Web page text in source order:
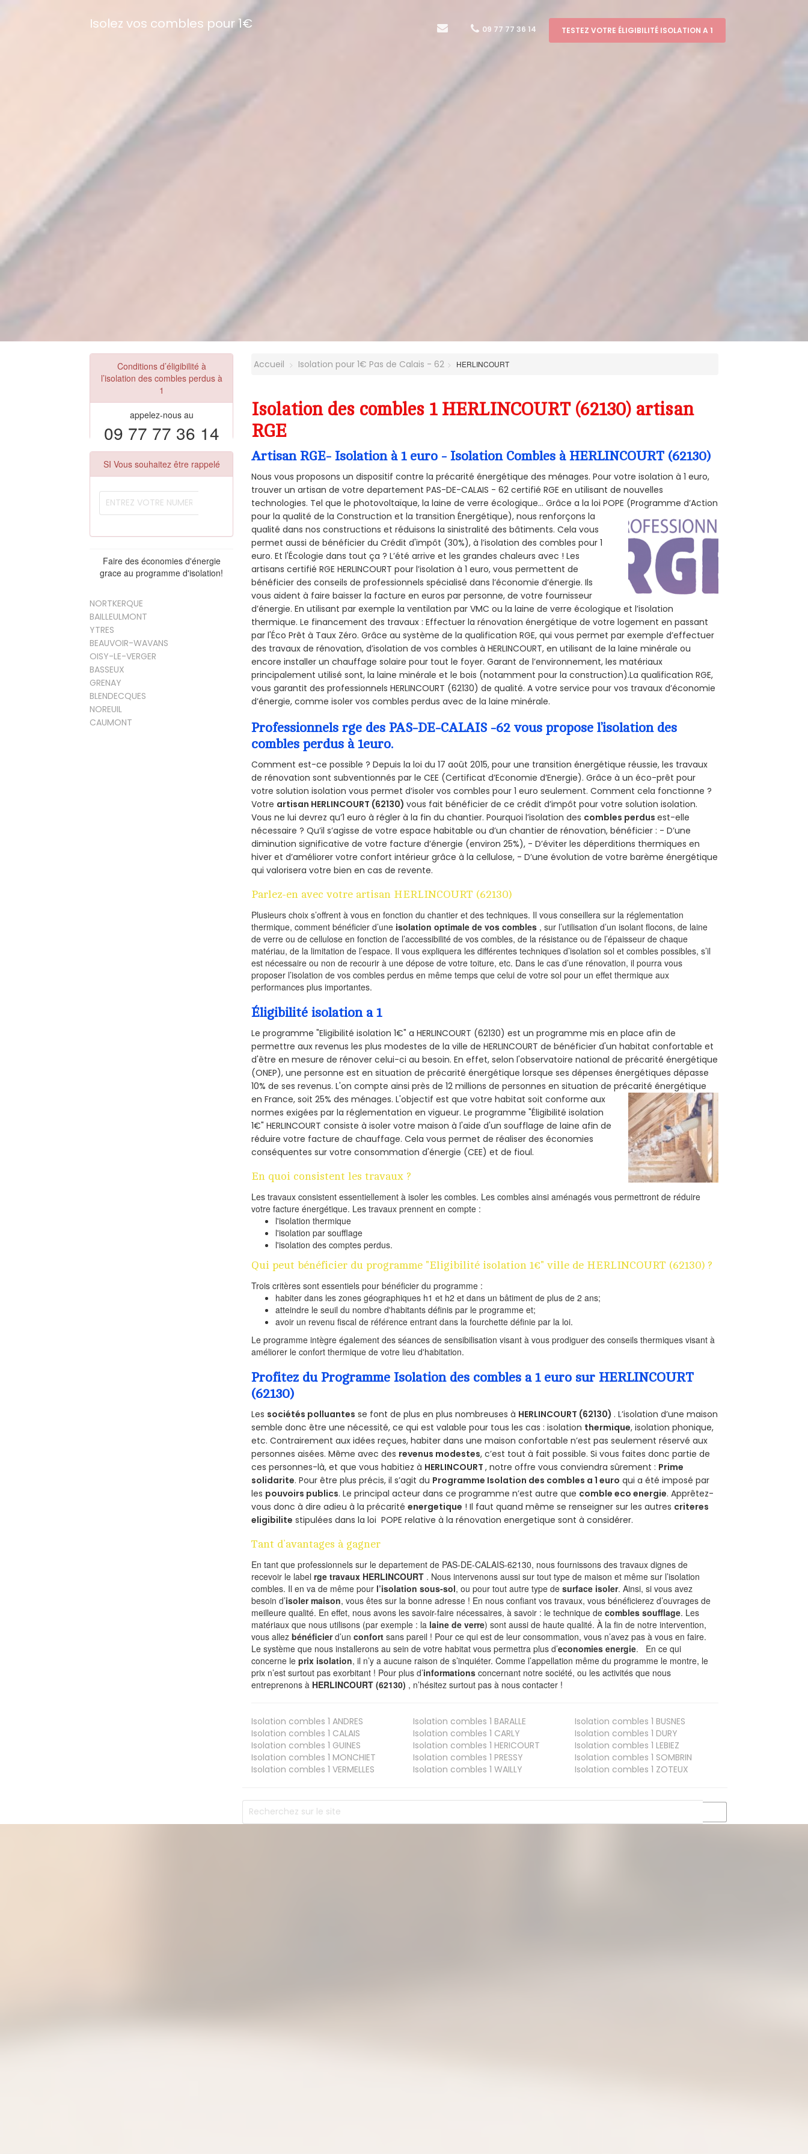
Isolez vos combles pour 1€ 09 77 77 36 14 TESTEZ VOTRE ÉLIGIBILITÉ ISOLATION A 1
Conditions d’éligibilité à
l’isolation des combles perdus à
1
appelez-nous au
09 77 77 36 14
SI Vous souhaitez être rappelé
Faire des économies d'énergie
grace au programme d'isolation!
NORTKERQUE
BAILLEULMONT
YTRES
BEAUVOIR-WAVANS
OISY-LE-VERGER
BASSEUX
GRENAY
BLENDECQUES
NOREUIL
CAUMONT
Accueil Isolation pour 1€ Pas de Calais - 62 HERLINCOURT
Isolation des combles 1 HERLINCOURT (62130) artisan
RGE
Artisan RGE- Isolation à 1 euro - Isolation Combles à HERLINCOURT (62130)
Nous vous proposons un dispositif contre la précarité énergétique des ménages. Pour votre isolation à 1 euro,
trouver un artisan de votre departement PAS-DE-CALAIS - 62 certifié RGE en utilisant de nouvelles
technologies. Tel que le photovoltaïque, la laine de verre écologique... Grâce a la loi POPE (Programme d’Action
pour la qualité de la Construction et la transition Énergétique), nous renforçons la
qualité dans nos constructions et réduisons la sinistralité des bâtiments. Cela vous
permet aussi de bénéficier du Crédit d'impôt (30%), à l’isolation des combles pour 1
euro. Et l'Écologie dans tout ça ? L’été arrive et les grandes chaleurs avec ! Les
artisans certifié RGE HERLINCOURT pour l’isolation à 1 euro, vous permettent de
bénéficier des conseils de professionnels spécialisé dans l’économie d’énergie. Ils
vous aident à faire baisser la facture en euros par personne, de votre fournisseur
d’énergie. En utilisant par exemple la ventilation par VMC ou la laine de verre écologique et l’isolation
thermique. Le financement des travaux : Effectuer la rénovation énergétique de votre logement en passant
par l'Éco Prêt à Taux Zéro. Grâce au système de la qualification RGE, qui vous permet par exemple d’effectuer
des travaux de rénovation, d’isolation de vos combles à HERLINCOURT, en utilisant de la laine minérale ou
encore installer un chauffage solaire pour tout le foyer. Garant de l’environnement, les matériaux
principalement utilisé sont, la laine minérale et le bois (notamment pour la construction).La qualification RGE,
vous garantit des professionnels HERLINCOURT (62130) de qualité. A votre service pour vos travaux d’économie
d’énergie, comme isoler vos combles perdus avec de la laine minérale.
Professionnels rge des PAS-DE-CALAIS -62 vous propose l’isolation des
combles perdus à 1euro.
Comment est-ce possible ? Depuis la loi du 17 août 2015, pour une transition énergétique réussie, les travaux
de rénovation sont subventionnés par le CEE (Certificat d’Economie d’Energie). Grâce à un éco-prêt pour
votre solution isolation vous permet d’isoler vos combles pour 1 euro seulement. Comment cela fonctionne ?
Votre artisan HERLINCOURT (62130)vous fait bénéficier de ce crédit d’impôt pour votre solution isolation.
Vous ne lui devrez qu’1 euro à régler à la fin du chantier. Pourquoi l’isolation des combles perdusest-elle
nécessaire ? Qu’il s’agisse de votre espace habitable ou d’un chantier de rénovation, bénéficier : - D’une
diminution significative de votre facture d’énergie (environ 25%), - D’éviter les déperditions thermiques en
hiver et d’améliorer votre confort intérieur grâce à la cellulose, - D’une évolution de votre barème énergétique
qui valorisera votre bien en cas de revente.
Parlez-en avec votre artisan HERLINCOURT (62130)
Plusieurs choix s’offrent à vous en fonction du chantier et des techniques. Il vous conseillera sur la réglementation
thermique, comment bénéficier d’une isolation optimale de vos combles , sur l’utilisation d’un isolant flocons, de laine
de verre ou de cellulose en fonction de l’accessibilité de vos combles, de la résistance ou de l’épaisseur de chaque
matériau, de la limitation de l’espace. Il vous expliquera les différentes techniques d’isolation sol et combles possibles, s’il
est nécessaire ou non de recourir à une dépose de votre toiture, etc. Dans le cas d’une rénovation, il pourra vous
proposer l’isolation de vos combles perdus en même temps que celui de votre sol pour un effet thermique aux
performances plus importantes.
Éligibilité isolation a 1
Le programme "Eligibilité isolation 1€" a HERLINCOURT (62130) est un programme mis en place afin de
permettre aux revenus les plus modestes de la ville de HERLINCOURT de bénéficier d'un habitat confortable et
d'être en mesure de rénover celui-ci au besoin. En effet, selon l'observatoire national de précarité énergétique
(ONEP), une personne est en situation de précarité énergétique lorsque ses dépenses énergétiques dépasse
10% de ses revenus. L'on compte ainsi près de 12 millions de personnes en situation de précarité énergétique
en France, soit 25% des ménages.L'objectif est que votre habitat soit conforme aux
normes exigées par la réglementation en vigueur. Le programme "Éligibilité isolation
1€" HERLINCOURT consiste à isoler votre maison à l'aide d'un soufflage de laine afin de
réduire votre facture de chauffage. Cela vous permet de réaliser des économies
conséquentes sur votre consommation d'énergie (CEE) et de fioul.
En quoi consistent les travaux ?
Les travaux consistent essentiellement à isoler les combles. Les combles ainsi aménagés vous permettront de réduire
votre facture énergétique. Les travaux prennent en compte :
l'isolation thermique
l'isolation par soufflage
l'isolation des comptes perdus.
Qui peut bénéficier du programme "Eligibilité isolation 1€" ville de HERLINCOURT (62130) ?
Trois critères sont essentiels pour bénéficier du programme :
habiter dans les zones géographiques h1 et h2 et dans un bâtiment de plus de 2 ans;
atteindre le seuil du nombre d'habitants définis par le programme et;
avoir un revenu fiscal de référence entrant dans la fourchette définie par la loi.
Le programme intègre également des séances de sensibilisation visant à vous prodiguer des conseils thermiques visant à
améliorer le confort thermique de votre lieu d'habitation.
Profitez du Programme Isolation des combles a 1 euro sur HERLINCOURT
(62130)
Les sociétés polluantes se font de plus en plus nombreuses à HERLINCOURT (62130) . L’isolation d’une maison
semble donc être une nécessité, ce qui est valable pour tous les cas : isolation thermique, isolation phonique,
etc. Contrairement aux idées reçues, habiter dans une maison confortable n’est pas seulement réservé aux
personnes aisées. Même avec des revenus modestes, c’est tout à fait possible. Si vous faites donc partie de
ces personnes-là, et que vous habitiez à HERLINCOURT, notre offre vous conviendra sûrement : Prime
solidarite. Pour être plus précis, il s’agit du Programme Isolation des combles a 1 euro qui a été imposé par
les pouvoirs publics. Le principal acteur dans ce programme n’est autre que comble eco energie. Apprêtez-
vous donc à dire adieu à la précaritéenergetique ! Il faut quand même se renseigner sur les autres criteres
eligibilite stipulées dans la loi POPE relative à la rénovation energetique sont à considérer.
Tant d’avantages à gagner
En tant que professionnels sur le departement de PAS-DE-CALAIS-62130, nous fournissons des travaux dignes de
recevoir le labelrge travaux HERLINCOURT . Nous intervenons aussi sur tout type de maison et même sur l’isolation
combles. Il en va de même pour l’isolation sous-sol, ou pour tout autre type desurface isoler. Ainsi, si vous avez
besoin d’isoler maison, vous êtes sur la bonne adresse ! En nous confiant vos travaux, vous bénéficierez d’ouvrages de
meilleure qualité. En effet, nous avons les savoir-faire nécessaires, à savoir : le technique decombles soufflage. Les
matériaux que nous utilisons (par exemple : la laine de verre) sont aussi de haute qualité. À la fin de notre intervention,
vous allezbénéficierd’unconfort sans pareil ! Pour ce qui est de leur consommation, vous n’avez pas à vous en faire.
Le système que nous installerons au sein de votre habitat vous permettra plus d’economies energie. En ce qui
concerne leprix isolation, il n’y a aucune raison de s’inquiéter. Comme l’appellation même du programme le montre, le
prix n’est surtout pas exorbitant ! Pour plus d’informations concernant notre société, ou les activités que nous
entreprenons à HERLINCOURT (62130) , n’hésitez surtout pas à nous contacter !
Isolation combles 1 ANDRES Isolation combles 1 BARALLE Isolation combles 1 BUSNES
Isolation combles 1 CALAIS Isolation combles 1 CARLY Isolation combles 1 DURY
Isolation combles 1 GUINES Isolation combles 1 HERICOURT Isolation combles 1 LEBIEZ
Isolation combles 1 MONCHIET Isolation combles 1 PRESSY Isolation combles 1 SOMBRIN
Isolation combles 1 VERMELLES Isolation combles 1 WAILLY Isolation combles 1 ZOTEUX